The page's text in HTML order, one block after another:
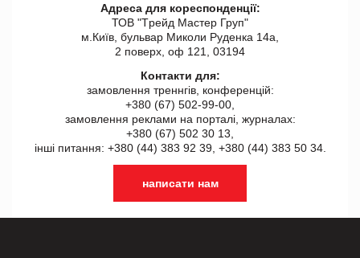
Адреса для кореспонденції:
ТОВ "Tрейд Мастер Груп"
м.Київ, бульвар Миколи Руденка 14а,
2 поверх, оф 121, 03194
Контакти для:
замовлення треннгів, конференцій:
+380 (67) 502-99-00,
замовлення реклами на порталі, журналах:
+380 (67) 502 30 13,
інші питання: +380 (44) 383 92 39, +380 (44) 383 50 34.
написати нам